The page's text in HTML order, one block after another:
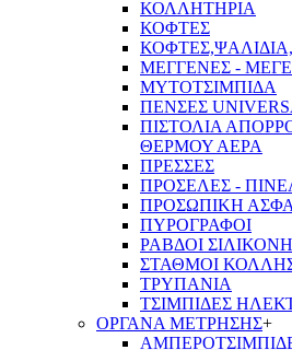
ΚΟΛΛΗΤΗΡΙΑ
ΚΟΦΤΕΣ
ΜΕΓΓΕΝΕΣ -
ΜΥΤΟΤΣΙΜΠΙΔΑ
ΠΕΝΣΕΣ
ΠΙΣΤΟΛΙΑ
ΘΕΡΜΟΥ ΑΕΡΑ
ΠΡΕΣΣΕΣ
ΠΡΟΣΕΛΕΣ -
ΠΡΟΣΩΠΙΚΗ
ΠΥΡΟΓΡΑΦΟΙ
ΡΑΒΔΟΙ
ΣΤΑΘΜΟΙ
ΤΡΥΠΑΝΙΑ
ΤΣΙΜΠΙΔΕΣ
ΟΡΓΑΝΑ ΜΕΤΡΗΣΗΣ+